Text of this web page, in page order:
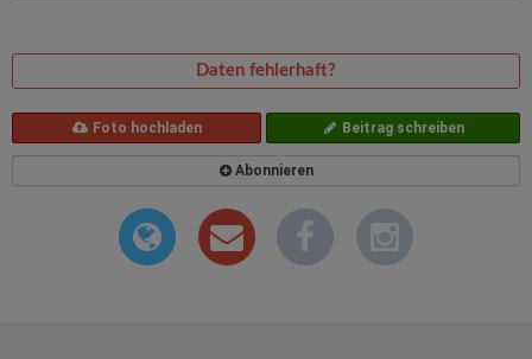
Daten fehlerhaft?
Foto hochladen Beitrag schreiben
Abonnieren